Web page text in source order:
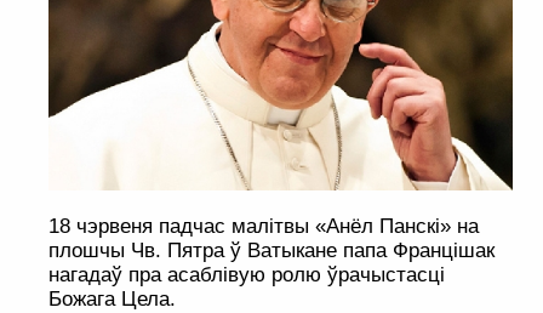
18 чэрвеня падчас малітвы «Анёл Панскі» на
плошчы Чв. Пятра ў Ватыкане папа Францішак
нагадаў пра асаблівую ролю ўрачыстасці
Божага Цела.